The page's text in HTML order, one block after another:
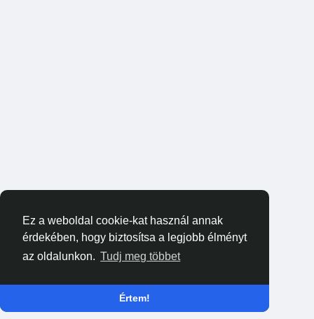
Ez a weboldal cookie-kat használ annak
érdekében, hogy biztosítsa a legjobb élményt
az oldalunkon. Tudj meg többet
Értem!